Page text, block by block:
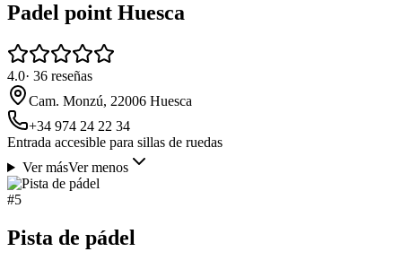
Padel point Huesca
4.0· 36 reseñas
Cam. Monzú, 22006 Huesca
+34 974 24 22 34
Entrada accesible para sillas de ruedas
Ver másVer menos
#5
Pista de pádel